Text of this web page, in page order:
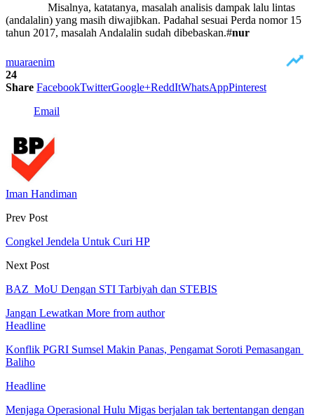
Misalnya, katatanya, masalah analisis dampak lalu lintas
(andalalin) yang masih diwajibkan. Padahal sesuai Perda nomor 15
tahun 2017, masalah Andalalin sudah dibebaskan.#nur
muaraenim
24
Share FacebookTwitterGoogle+ReddItWhatsAppPinterest
Email
Iman Handiman
Prev Post
Congkel Jendela Untuk Curi HP
Next Post
BAZ MoU Dengan STI Tarbiyah dan STEBIS
Jangan Lewatkan More from author
Headline
Konflik PGRI Sumsel Makin Panas, Pengamat Soroti Pemasangan
Baliho
Headline
Menjaga Operasional Hulu Migas berjalan tak bertentangan dengan